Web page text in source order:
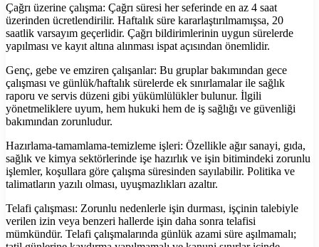
Çağrı üzerine çalışma: Çağrı süresi her seferinde en az 4 saat
üzerinden ücretlendirilir. Haftalık süre kararlaştırılmamışsa, 20
saatlik varsayım geçerlidir. Çağrı bildirimlerinin uygun sürelerde
yapılması ve kayıt altına alınması ispat açısından önemlidir.
Genç, gebe ve emziren çalışanlar: Bu gruplar bakımından gece
çalışması ve günlük/haftalık sürelerde ek sınırlamalar ile sağlık
raporu ve servis düzeni gibi yükümlülükler bulunur. İlgili
yönetmeliklere uyum, hem hukuki hem de iş sağlığı ve güvenliği
bakımından zorunludur.
Hazırlama-tamamlama-temizleme işleri: Özellikle ağır sanayi, gıda,
sağlık ve kimya sektörlerinde işe hazırlık ve işin bitimindeki zorunlu
işlemler, koşullara göre çalışma süresinden sayılabilir. Politika ve
talimatların yazılı olması, uyuşmazlıkları azaltır.
Telafi çalışması: Zorunlu nedenlerle işin durması, işçinin talebiyle
verilen izin veya benzeri hallerde işin daha sonra telafisi
mümkündür. Telafi çalışmalarında günlük azami süre aşılmamalı;